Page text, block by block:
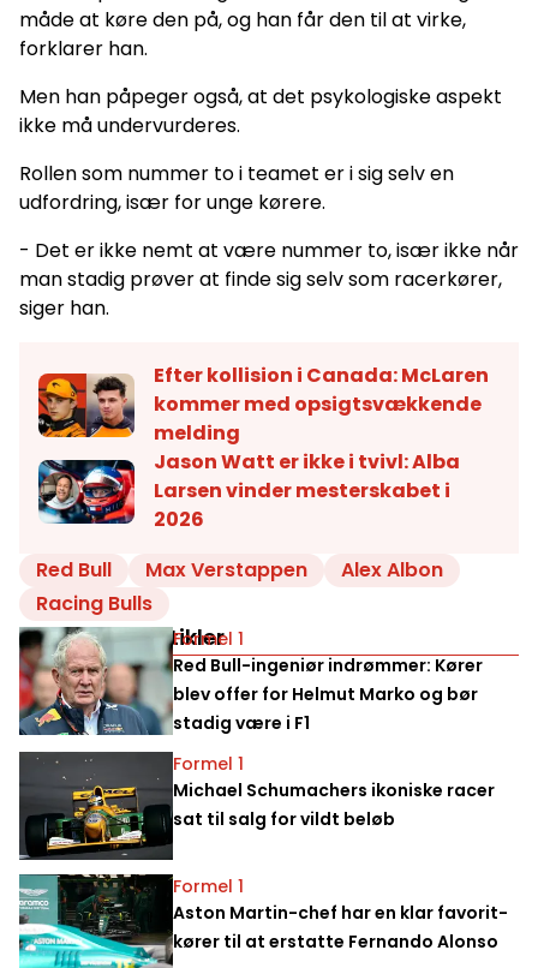
måde at køre den på, og han får den til at virke,
forklarer han.
Men han påpeger også, at det psykologiske aspekt
ikke må undervurderes.
Rollen som nummer to i teamet er i sig selv en
udfordring, især for unge kørere.
- Det er ikke nemt at være nummer to, især ikke når
man stadig prøver at finde sig selv som racerkører,
siger han.
Efter kollision i Canada: McLaren
kommer med opsigtsvækkende
melding
Jason Watt er ikke i tvivl: Alba
Larsen vinder mesterskabet i
2026
Red Bull
Max Verstappen
Alex Albon
Racing Bulls
Relaterede artikler
Formel 1
Red Bull-ingeniør indrømmer: Kører
blev offer for Helmut Marko og bør
stadig være i F1
Formel 1
Michael Schumachers ikoniske racer
sat til salg for vildt beløb
Formel 1
Aston Martin-chef har en klar favorit-
kører til at erstatte Fernando Alonso